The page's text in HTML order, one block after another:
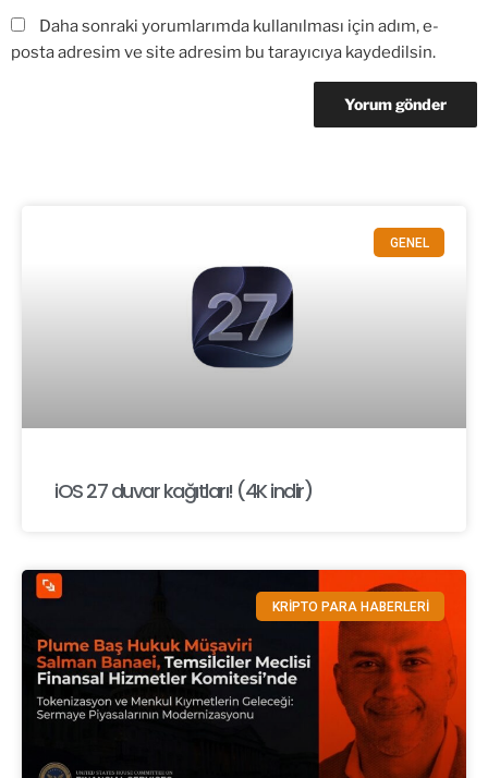
Daha sonraki yorumlarımda kullanılması için adım, e-
posta adresim ve site adresim bu tarayıcıya kaydedilsin.
GENEL
iOS 27 duvar kağıtları! (4K indir)
KRİPTO PARA HABERLERİ